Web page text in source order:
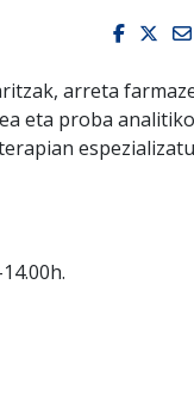
arreta
eta proba